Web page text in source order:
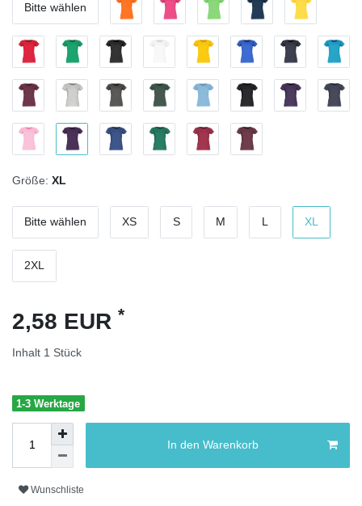
Bitte wählen
Größe: XL
Bitte wählen XS S M L XL
2XL
2,58 EUR *
Inhalt 1 Stück
1-3 Werktage
In den Warenkorb
Wunschliste